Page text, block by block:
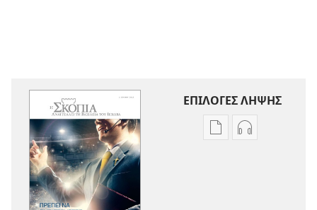
ΕΠΙΛΟΓΕΣ ΛΗΨΗΣ
ΕπιλογέςΕπιλογές